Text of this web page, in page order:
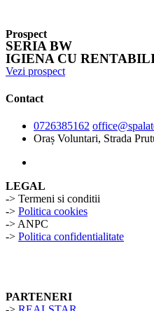
Prospect
SERIA BW
IGIENA CU
Vezi prospect
Contact
0726385162
Oraș Voluntari, Strada
LEGAL
-> Termeni si conditii
-> Politica cookies
-> ANPC
-> Politica confidentialitate
PARTENERI